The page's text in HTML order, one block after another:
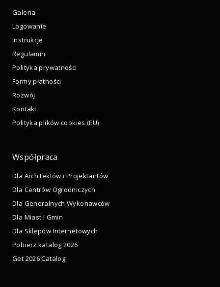
Galeria
Logowanie
Instrukcje
Regulamin
Polityka prywatności
Formy płatności
Rozwój
Kontakt
Polityka plików cookies (EU)
Współpraca
Dla Architektów i Projektantów
Dla Centrów Ogrodniczych
Dla Generalnych Wykonawców
Dla Miast i Gmin
Dla Sklepów Internetowych
Pobierz katalog 2026
Get 2026 Catalog